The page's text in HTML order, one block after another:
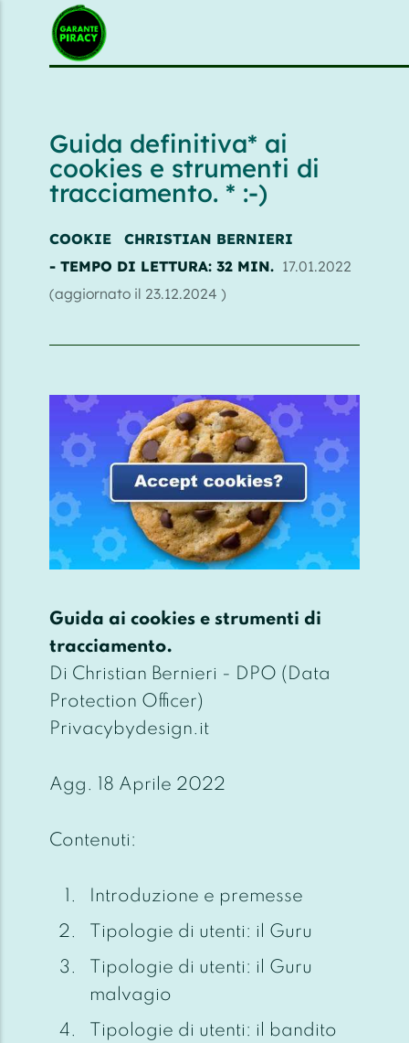
{{feedLink}}
Guida definitiva* ai
cookies e strumenti di
tracciamento. * :-)
COOKIE
CHRISTIAN BERNIERI
- TEMPO DI LETTURA: 32 MIN. 17.01.2022
(aggiornato il 23.12.2024 )
Guida ai cookies e strumenti di
tracciamento.
Di Christian Bernieri - DPO (Data
Protection Officer)
Privacybydesign.it
Agg. 18 Aprile 2022
Contenuti:
Introduzione e premesse
Tipologie di utenti: il Guru
Tipologie di utenti: il Guru
malvagio
Tipologie di utenti: il bandito